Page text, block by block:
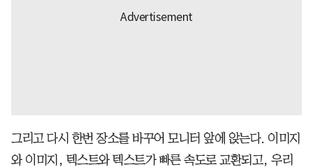
그리고 다시 한번 장소를 바꾸어 모니터 앞에 앉는다. 이미지
와 이미지, 텍스트와 텍스트가 빠른 속도로 교환되고, 우리